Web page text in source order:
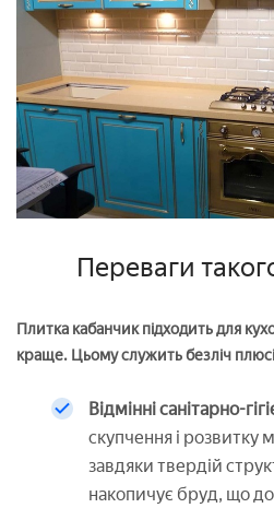
Переваги
Плитка кабанчик підходить для
краще. Цьому служить безліч
Відмінні санітарно-
скупчення і розвитку
завдяки твердій
накопичує бруд, що